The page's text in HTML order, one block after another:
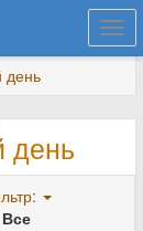
день
день
Все